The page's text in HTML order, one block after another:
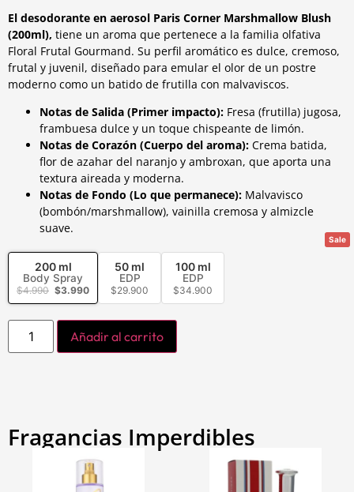
El desodorante en aerosol Paris Corner Marshmallow Blush
(200ml), tiene un aroma que pertenece a la familia olfativa
Floral Frutal Gourmand. Su perfil aromático es dulce, cremoso,
frutal y juvenil, diseñado para emular el olor de un postre
moderno como un batido de frutilla con malvaviscos.
Notas de Salida (Primer impacto): Fresa (frutilla) jugosa,
frambuesa dulce y un toque chispeante de limón.
Notas de Corazón (Cuerpo del aroma): Crema batida,
flor de azahar del naranjo y ambroxan, que aporta una
textura aireada y moderna.
Notas de Fondo (Lo que permanece): Malvavisco
(bombón/marshmallow), vainilla cremosa y almizcle
suave.
Sale
200 ml
Body Spray
$4.990 $3.990
50 ml
EDP
$29.900
100 ml
EDP
$34.900
Añadir al carrito
Fragancias Imperdibles